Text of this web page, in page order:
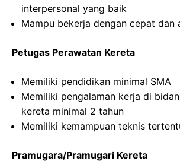
interpersonal yang baik
Mampu bekerja dengan cepat dan
Petugas Perawatan Kereta
Memiliki pendidikan minimal SMA
Memiliki pengalaman kerja di
kereta minimal 2 tahun
Memiliki kemampuan teknis
Pramugara/Pramugari Kereta